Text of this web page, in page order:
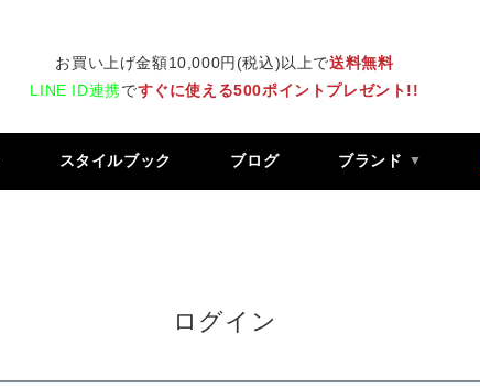
お買い上げ金額10,000円(税込)以上で送料無料
LINE ID連携ですぐに使える500ポイントプレゼント!!
スタイルブック ブログ ブランド
ログイン